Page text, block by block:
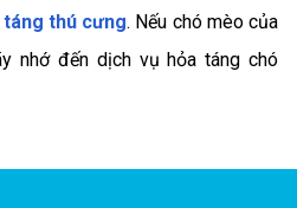
thú cưng. Nếu chó mèo của
nhớ đến dịch vụ hỏa táng chó